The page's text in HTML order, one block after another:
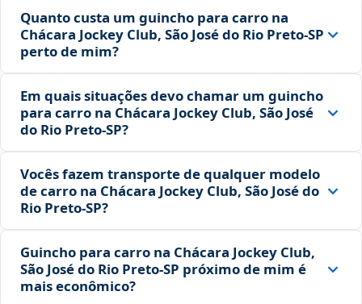
Quanto custa um guincho para carro na
Chácara Jockey Club, São José do Rio Preto‑SP
perto de mim?
Em quais situações devo chamar um guincho
para carro na Chácara Jockey Club, São José
do Rio Preto‑SP?
Vocês fazem transporte de qualquer modelo
de carro na Chácara Jockey Club, São José do
Rio Preto‑SP?
Guincho para carro na Chácara Jockey Club,
São José do Rio Preto‑SP próximo de mim é
mais econômico?